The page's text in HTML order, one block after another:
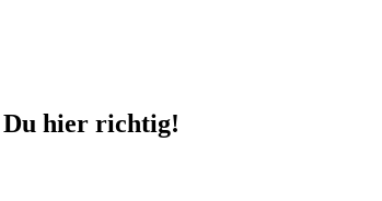
Du hier richtig!